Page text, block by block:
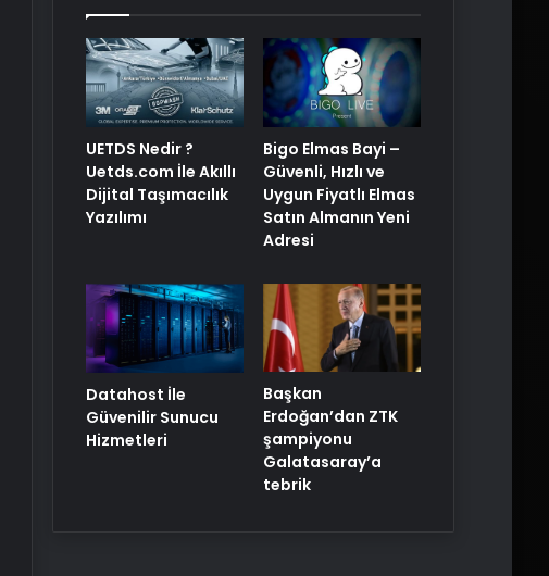
UETDS Nedir ?
Uetds.com İle Akıllı
Dijital Taşımacılık
Yazılımı
Bigo Elmas Bayi –
Güvenli, Hızlı ve
Uygun Fiyatlı Elmas
Satın Almanın Yeni
Adresi
Datahost İle
Güvenilir Sunucu
Hizmetleri
Başkan
Erdoğan’dan ZTK
şampiyonu
Galatasaray’a
tebrik